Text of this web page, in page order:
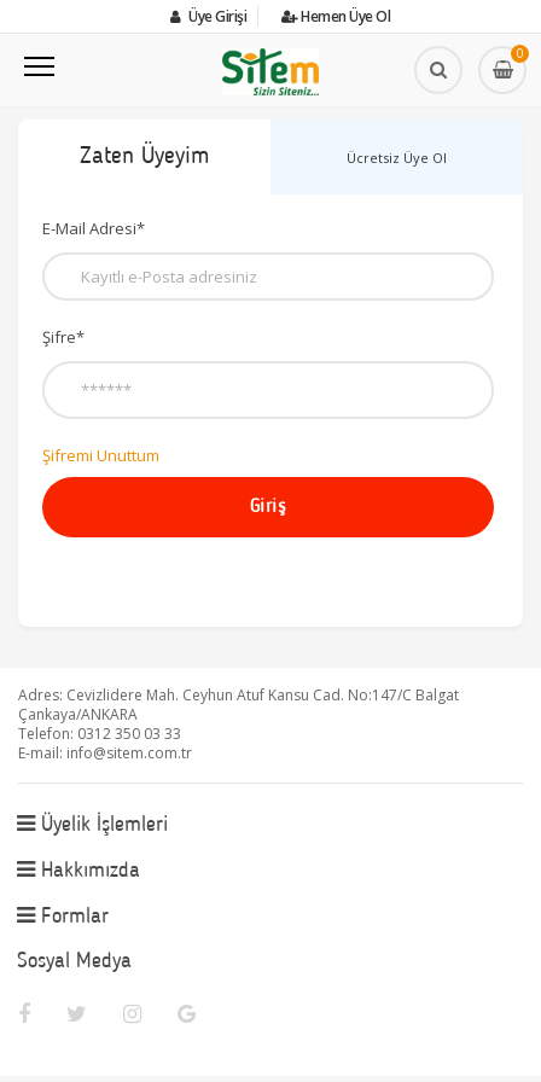
Üye Girişi Hemen Üye Ol
0
Zaten Üyeyim Ücretsiz Üye Ol
E-Mail Adresi*
Şifre*
Şifremi Unuttum
Giriş
Adres: Cevizlidere Mah. Ceyhun Atuf Kansu Cad. No:147/C Balgat
Çankaya/ANKARA
Telefon: 0312 350 03 33
E-mail: info@sitem.com.tr
Üyelik İşlemleri
Hakkımızda
Formlar
Sosyal Medya